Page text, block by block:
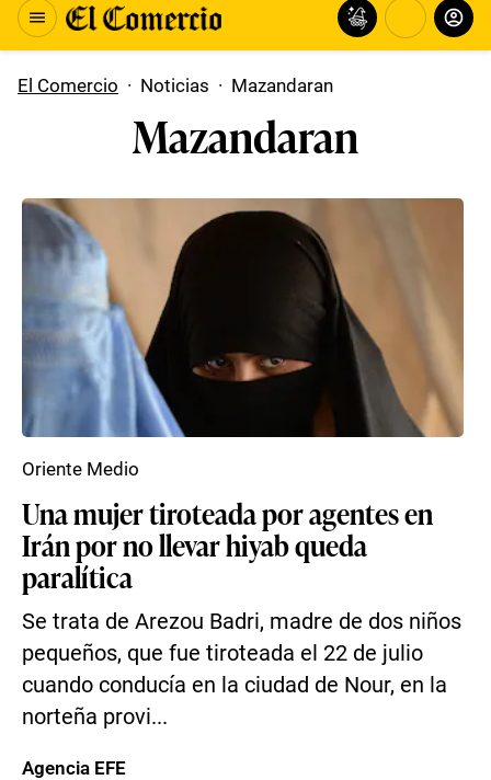
El Comercio · Noticias · Mazandaran
Mazandaran
Una mujer tiroteada por agentes en
Irán por no llevar hiyab queda
paralítica
Se trata de Arezou Badri, madre de dos niños
pequeños, que fue tiroteada el 22 de julio
cuando conducía en la ciudad de Nour, en la
norteña provi...
Oriente Medio
Agencia EFE